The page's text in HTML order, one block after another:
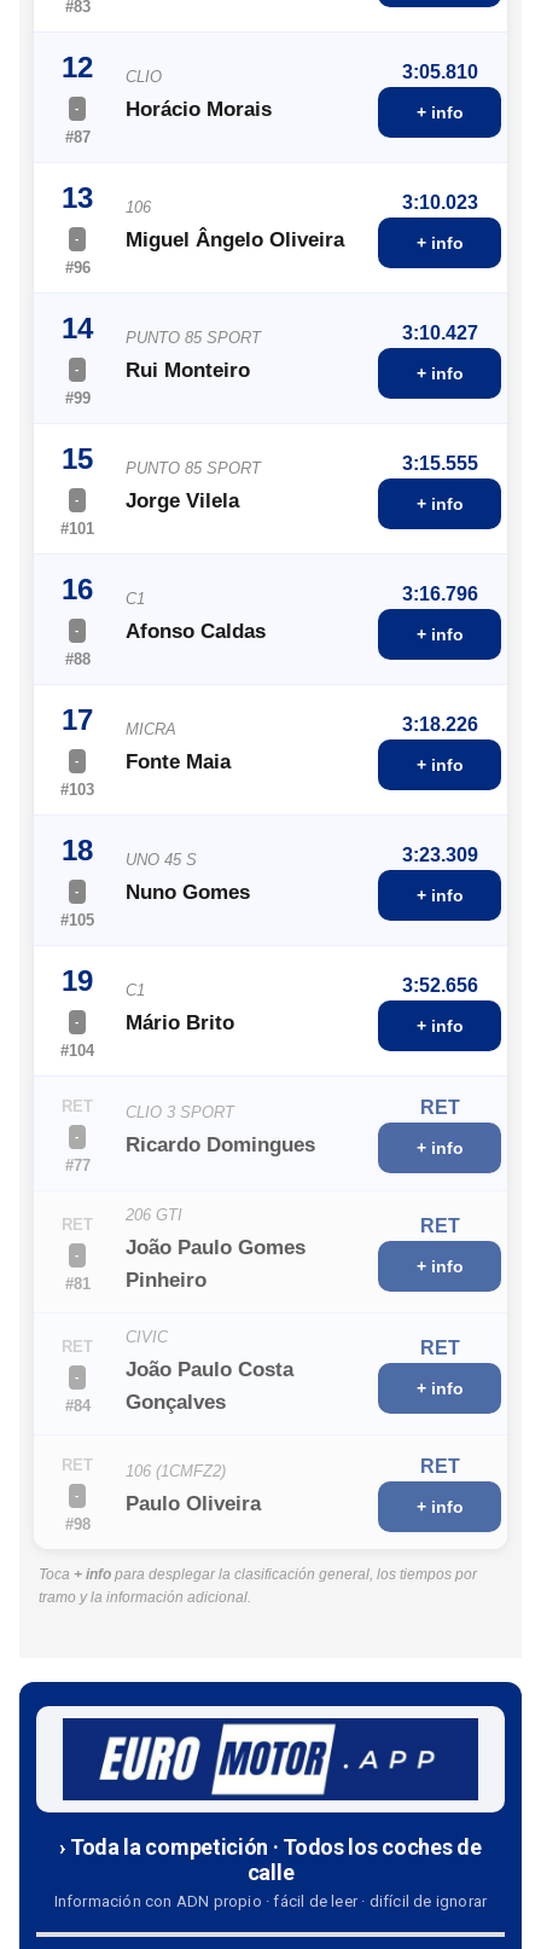
#83
12
-
#87
CLIO
Horácio Morais
3:05.810
+ info
13
-
#96
106
Miguel Ângelo Oliveira
3:10.023
+ info
14
-
#99
PUNTO 85 SPORT
Rui Monteiro
3:10.427
+ info
15
-
#101
PUNTO 85 SPORT
Jorge Vilela
3:15.555
+ info
16
-
#88
C1
Afonso Caldas
3:16.796
+ info
17
-
#103
MICRA
Fonte Maia
3:18.226
+ info
18
-
#105
UNO 45 S
Nuno Gomes
3:23.309
+ info
19
-
#104
C1
Mário Brito
3:52.656
+ info
RET
-
#77
CLIO 3 SPORT
Ricardo Domingues
RET
+ info
RET
-
#81
206 GTI
João Paulo Gomes
Pinheiro
RET
+ info
RET
-
#84
CIVIC
João Paulo Costa
Gonçalves
RET
+ info
RET
-
#98
106 (1CMFZ2)
Paulo Oliveira
RET
+ info
Toca + info para desplegar la clasificación general, los tiempos por
tramo y la información adicional.
› Toda la competición · Todos los coches de
calle
Información con ADN propio · fácil de leer · difícil de ignorar